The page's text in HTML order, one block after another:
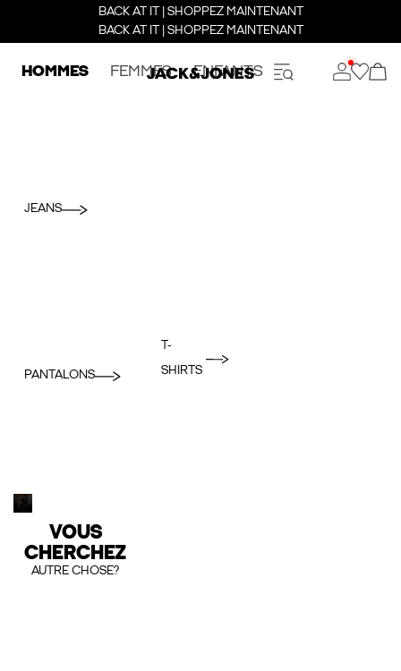
BACK AT IT | SHOPPEZ MAINTENANT
BACK AT IT | SHOPPEZ MAINTENANT
HOMMES FEMMES ENFANTS
JEANS
PANTALONS
T-
SHIRTS
VOUS
CHERCHEZ
AUTRE CHOSE?